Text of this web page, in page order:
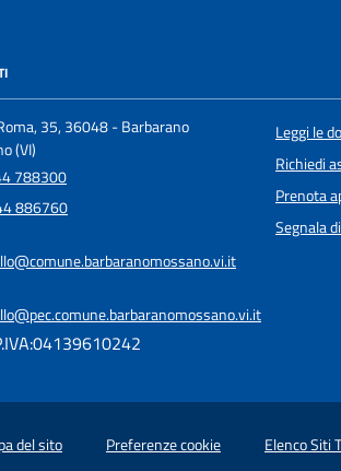
35, 36048 - Barbarano
(VI)
788300
886760
Leggi le
Richiedi
Prenota
Segnala
del sito Preferenze cookie Elenco Siti